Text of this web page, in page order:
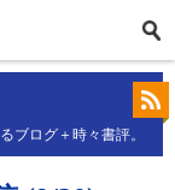
ブログ＋時々書評。